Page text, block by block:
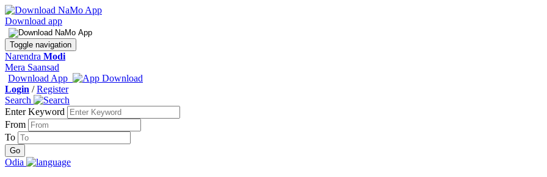
Download app
Toggle navigation
Narendra Modi
Mera Saansad
Download App
Login /Register
Search
Enter Keyword
From
To
Odia